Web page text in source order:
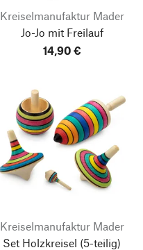
Kreiselmanufaktur Mader
Jo-Jo mit Freilauf
14,90 €
Kreiselmanufaktur Mader
Set Holzkreisel (5-teilig)